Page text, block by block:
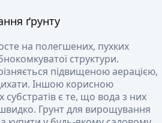
ґрунту
на полегшених, пухких
структури.
підвищеною аерацією,
Іншою корисною
субстратів є те, що вода з них
Грунт для вирощування